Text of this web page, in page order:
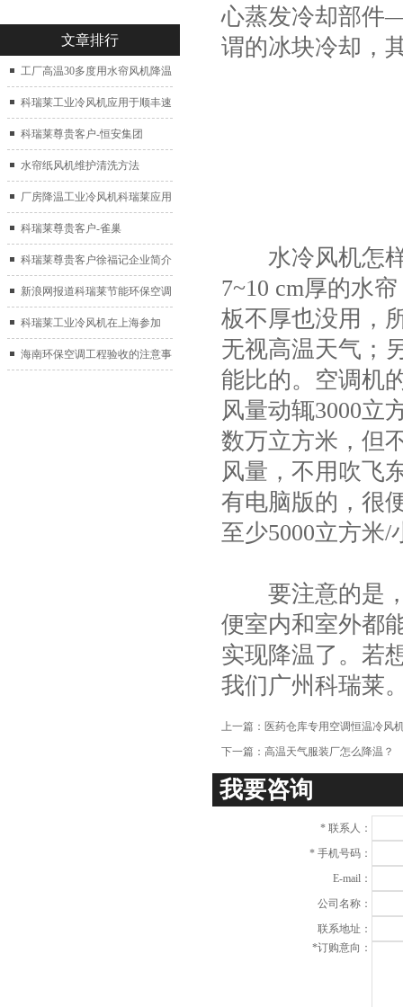
文章排行
工厂高温30多度用水帘风机降温
科瑞莱工业冷风机应用于顺丰速
运仓库通风降温
科瑞莱尊贵客户-恒安集团
水帘纸风机维护清洗方法
厂房降温工业冷风机科瑞莱应用
于广州制鞋厂
科瑞莱尊贵客户-雀巢
科瑞莱尊贵客户徐福记企业简介
新浪网报道科瑞莱节能环保空调
扇
科瑞莱工业冷风机在上海参加
2017中国制冷展
海南环保空调工程验收的注意事
心蒸发冷却部件
谓的冰块冷却，
水冷风机怎样
7~10 cm厚的水
板不厚也没用，
无视高温天气；
能比的。空调机
风量动辄3000立
数万立方米，但
风量，不用吹飞
有电脑版的，很
至少5000立方米
要注意的是，
便室内和室外都
实现降温了。若
我们广州科瑞莱
上一篇： 医药仓库专用空调恒温冷风
下一篇： 高温天气服装厂怎么降温？
我要咨询
* 联系人：
* 手机号码：
E-mail：
公司名称：
联系地址：
*订购意向：